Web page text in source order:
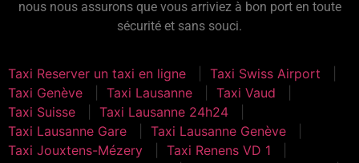
nous nous assurons que vous arriviez à bon port en toute
sécurité et sans souci.
Taxi Reserver un taxi en ligne
Taxi Swiss Airport
Taxi Genève
Taxi Lausanne
Taxi Vaud
Taxi Suisse
Taxi Lausanne 24h24
Taxi Lausanne Gare
Taxi Lausanne Genève
Taxi Jouxtens-Mézery
Taxi Renens VD 1